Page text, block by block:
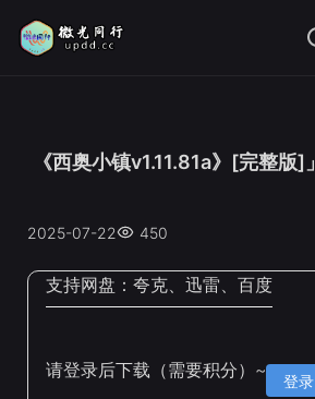
《西奥小镇v1.11.81a》[完整版]」
2025-07-22 450
支持网盘： 夸克、迅雷、百度
请登录后下载（需要积分）~ 登录